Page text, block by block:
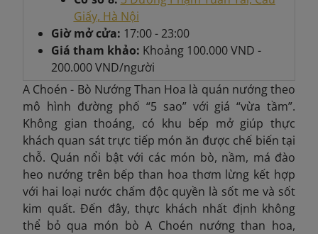
Giấy, Hà Nội
Giờ mở cửa: 17:00 - 23:00
Giá tham khảo: Khoảng 100.000 VND -
200.000 VND/người
A Choén - Bò Nướng Than Hoa là quán nướng theo
mô hình đường phố “5 sao” với giá “vừa tầm”.
Không gian thoáng, có khu bếp mở giúp thực
khách quan sát trực tiếp món ăn được chế biến tại
chỗ. Quán nổi bật với các món bò, nầm, má đào
heo nướng trên bếp than hoa thơm lừng kết hợp
với hai loại nước chấm độc quyền là sốt me và sốt
kim quất. Đến đây, thực khách nhất định không
thể bỏ qua món bò A Choén nướng than hoa,